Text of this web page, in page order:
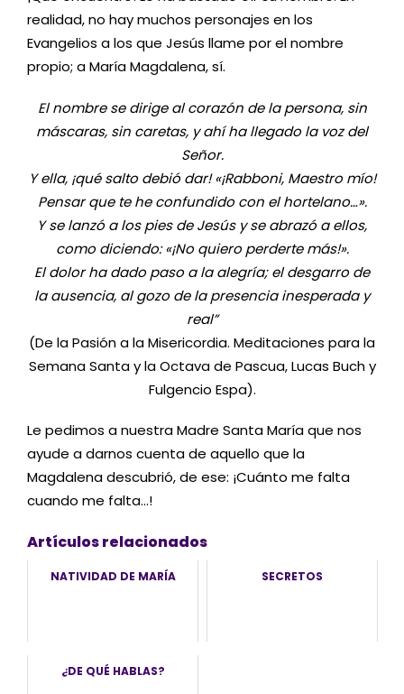
realidad, no hay muchos personajes en los
Evangelios a los que Jesús llame por el nombre
propio; a María Magdalena, sí.
El nombre se dirige al corazón de la persona, sin
máscaras, sin caretas, y ahí ha llegado la voz del
Señor.
Y ella, ¡qué salto debió dar! «¡Rabboni, Maestro mío!
Pensar que te he confundido con el hortelano…».
Y se lanzó a los pies de Jesús y se abrazó a ellos,
como diciendo: «¡No quiero perderte más!».
El dolor ha dado paso a la alegría; el desgarro de
la ausencia, al gozo de la presencia inesperada y
real”
(De la Pasión a la Misericordia. Meditaciones para la
Semana Santa y la Octava de Pascua, Lucas Buch y
Fulgencio Espa).
Le pedimos a nuestra Madre Santa María que nos
ayude a darnos cuenta de aquello que la
Magdalena descubrió, de ese: ¡Cuánto me falta
cuando me falta…!
Artículos relacionados
NATIVIDAD DE MARÍA SECRETOS
¿DE QUÉ HABLAS?